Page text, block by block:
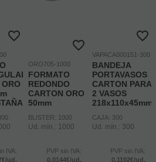
IVA:
ud.
ORO705-1000
FORMATO
REDONDO
CARTON ORO
50mm
BLISTER: 1000
Ud. mín.: 1000
PVP sin IVA:
0,0144€/ud.
VAPACA000151-300
BANDEJA
PORTAVASOS
CARTON PARA
2 VASOS
218x110x45mm
CAJA: 300
Ud. mín.: 300
PVP sin IVA:
0,1102€/ud.